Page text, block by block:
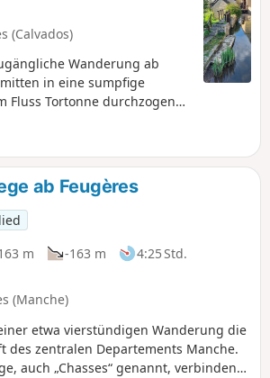
(Calvados)
Wanderung ab
in eine sumpfige
Fluss Tortonne durchzogen
ab Feugères
m -163 m
4:25 Std.
(Manche)
etwa vierstündigen Wanderung die
des zentralen Departements Manche.
auch „Chasses“ genannt, verbinden